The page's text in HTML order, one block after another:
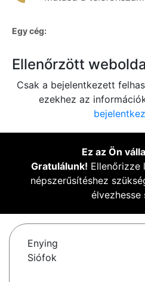
Egy cég:
Ellenőrzött
Csak a bejelentkezett
ezekhez az
Ez az Ön
Gratulálunk! Ellenőrizze
népszerűsítéshez
élvezhesse
Enying
Siófok